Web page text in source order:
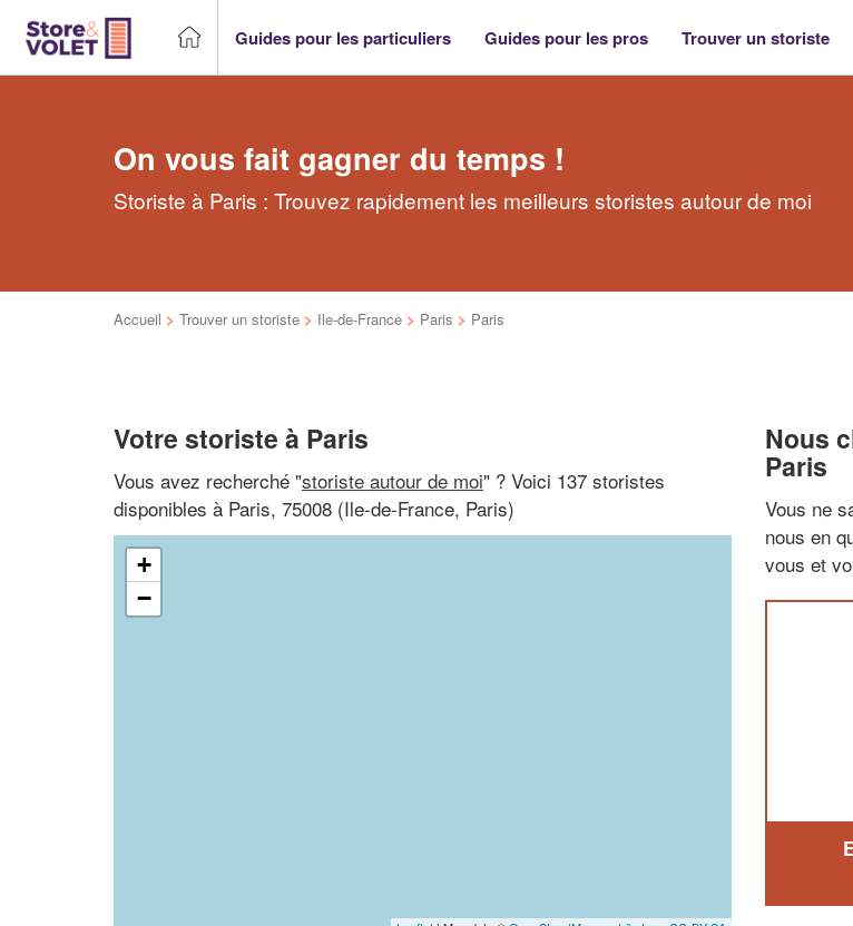
Guides pour les particuliers Guides pour les pros Trouver un storiste
On vous fait gagner du temps !
Storiste à Paris : Trouvez rapidement les meilleurs storistes autour de moi
Accueil > Trouver un storiste > Ile-de-France > Paris > Paris
Votre storiste à Paris
Vous avez recherché "storiste autour de moi" ? Voici 137 storistes
disponibles à Paris, 75008 (Ile-de-France, Paris)
+
−
Nous
Paris
Vous ne
nous en
vous et